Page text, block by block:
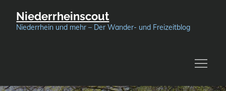
Niederrheinscout
Niederrhein und mehr – Der Wander- und Freizeitblog